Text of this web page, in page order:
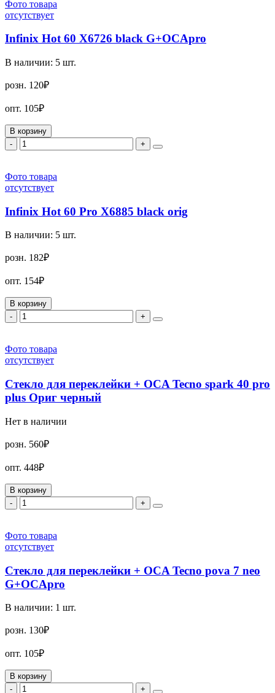
Фото товара
отсутствует
Infinix Hot 60 X6726 black G+OCApro
В наличии: 5 шт.
розн. 120₽
опт. 105₽
В корзину
-
+
Фото товара
отсутствует
Infinix Hot 60 Pro X6885 black orig
В наличии: 5 шт.
розн. 182₽
опт. 154₽
В корзину
-
+
Фото товара
отсутствует
Стекло для переклейки + OCA Tecno spark 40 pro
plus Ориг черный
Нет в наличии
розн. 560₽
опт. 448₽
В корзину
-
+
Фото товара
отсутствует
Стекло для переклейки + OCA Tecno pova 7 neo
G+OCApro
В наличии: 1 шт.
розн. 130₽
опт. 105₽
В корзину
-
+